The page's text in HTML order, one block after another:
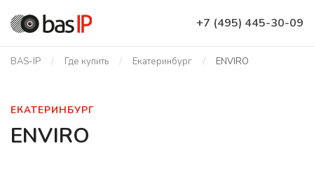
+7 (495) 445-30-09
BAS-IP Где купить Екатеринбург ENVIRO
ЕКАТЕРИНБУРГ
ENVIRO